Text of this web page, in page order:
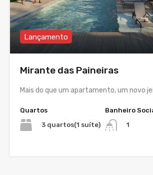
Lançamento
Mirante das Paineiras
Mais do que um apartamento, um novo
Quartos
3 quartos(1 suíte)
Banheiro
1